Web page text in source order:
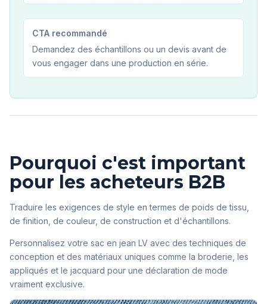
CTA recommandé
Demandez des échantillons ou un devis avant de
vous engager dans une production en série.
Pourquoi c'est important
pour les acheteurs B2B
Traduire les exigences de style en termes de poids de tissu,
de finition, de couleur, de construction et d'échantillons.
Personnalisez votre sac en jean LV avec des techniques de
conception et des matériaux uniques comme la broderie, les
appliqués et le jacquard pour une déclaration de mode
vraiment exclusive.